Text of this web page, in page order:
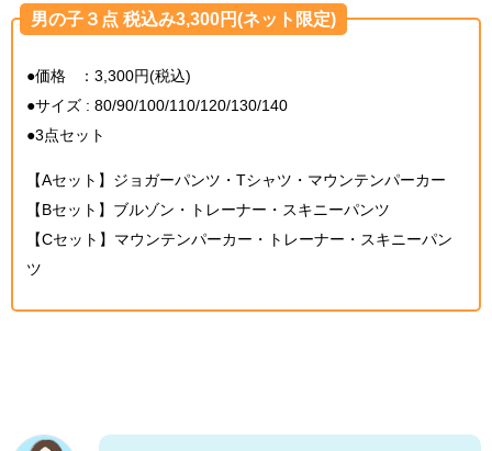
男の子３点 税込み3,300円(ネット限定)
●価格 ：3,300円(税込)
●サイズ : 80/90/100/110/120/130/140
●3点セット
【Aセット】ジョガーパンツ・Tシャツ・マウンテンパーカー
【Bセット】ブルゾン・トレーナー・スキニーパンツ
【Cセット】マウンテンパーカー・トレーナー・スキニーパン
ツ